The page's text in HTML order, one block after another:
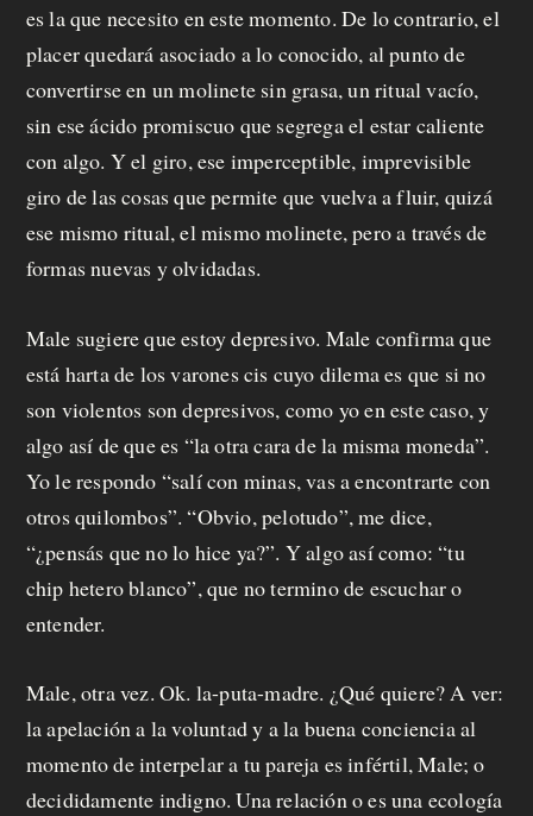
es la que necesito en este momento. De lo contrario, el
placer quedará asociado a lo conocido, al punto de
convertirse en un molinete sin grasa, un ritual vacío,
sin ese ácido promiscuo que segrega el estar caliente
con algo. Y el giro, ese imperceptible, imprevisible
giro de las cosas que permite que vuelva a fluir, quizá
ese mismo ritual, el mismo molinete, pero a través de
formas nuevas y olvidadas.
Male sugiere que estoy depresivo. Male confirma que
está harta de los varones cis cuyo dilema es que si no
son violentos son depresivos, como yo en este caso, y
algo así de que es “la otra cara de la misma moneda”.
Yo le respondo “salí con minas, vas a encontrarte con
otros quilombos”. “Obvio, pelotudo”, me dice,
“¿pensás que no lo hice ya?”. Y algo así como: “tu
chip hetero blanco”, que no termino de escuchar o
entender.
Male, otra vez. Ok. la-puta-madre. ¿Qué quiere? A ver:
la apelación a la voluntad y a la buena conciencia al
momento de interpelar a tu pareja es infértil, Male; o
decididamente indigno. Una relación o es una ecología